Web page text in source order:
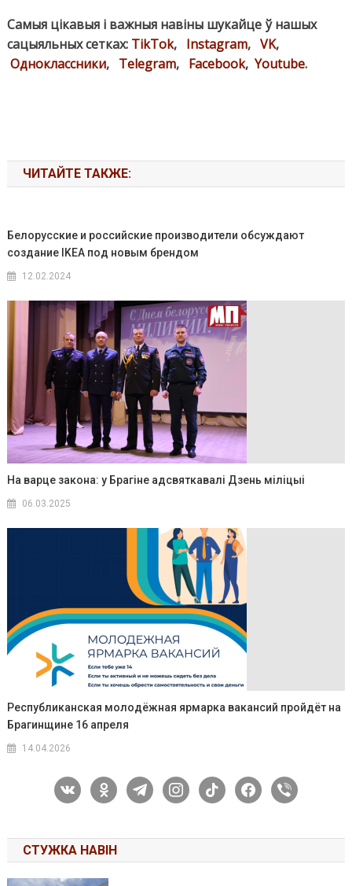
Самыя цікавыя і важныя навіны шукайце ў нашых
сацыяльных сетках: TikTok, Instagram, VK,
Одноклассники, Telegram, Facebook, Youtube.
ЧИТАЙТЕ ТАКЖЕ:
Белорусские и российские производители обсуждают
создание IKEA под новым брендом
12.02.2024
На варце закона: у Брагіне адсвяткавалі Дзень міліцыі
06.03.2025
Республиканская молодёжная ярмарка вакансий пройдёт на
Брагинщине 16 апреля
14.04.2026
vkontakteodnoklassniki
telegraminstagram
tiktok facebook
viber
СТУЖКА НАВІН